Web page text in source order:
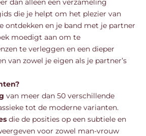
dan alleen een verzameling
die je helpt om het plezier van
ontdekken en je band met je partner
moedigt aan om te
te verleggen en een dieper
van zowel je eigen als je partner’s
van meer dan 50 verschillende
tot de moderne varianten.
die de posities op een subtiele en
voor zowel man-vrouw